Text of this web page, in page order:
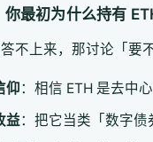
最初为什么持有
不上来，那讨论「要
仰：相信 ETH 是去中
益：把它当类「数字债